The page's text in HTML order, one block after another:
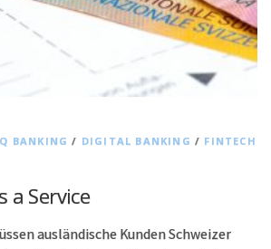
BANKING / DIGITAL BANKING / FINTECH
a Service
ausländische Kunden Schweizer